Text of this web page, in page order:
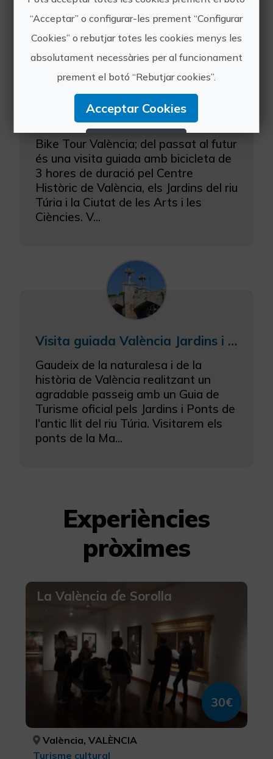
Bike Tour València; del passat al futur
és una visita guiada amb bicicleta de
3 hores de duració pel Centre
Històric de València, els Jardins del riu
Túria i la Ciutat de les Arts i les
Ciències. V...
Visita guiada València Jardins i Ponts del riu Túria
Gaudeix de la naturalesa i de la
història de València realitzant un
agradable passeig amb un Guia de
Turisme oficial pels Jardins i Ponts de
l'antic llit del riu Túria. Visitarem els
ponts de la Ma...
Experiències
pròximes
La València de Sorolla
30€
València, VALÈNCIA
Turisme cultural
“Acceptar” o configurar-les prement “Configurar
Cookies” o rebutjar totes les cookies menys les
absolutament necessàries per al funcionament
prement el botó “Rebutjar cookies”.
Acceptar Cookies
Rebutjar Cookies
Configurar Cookies
Més informació